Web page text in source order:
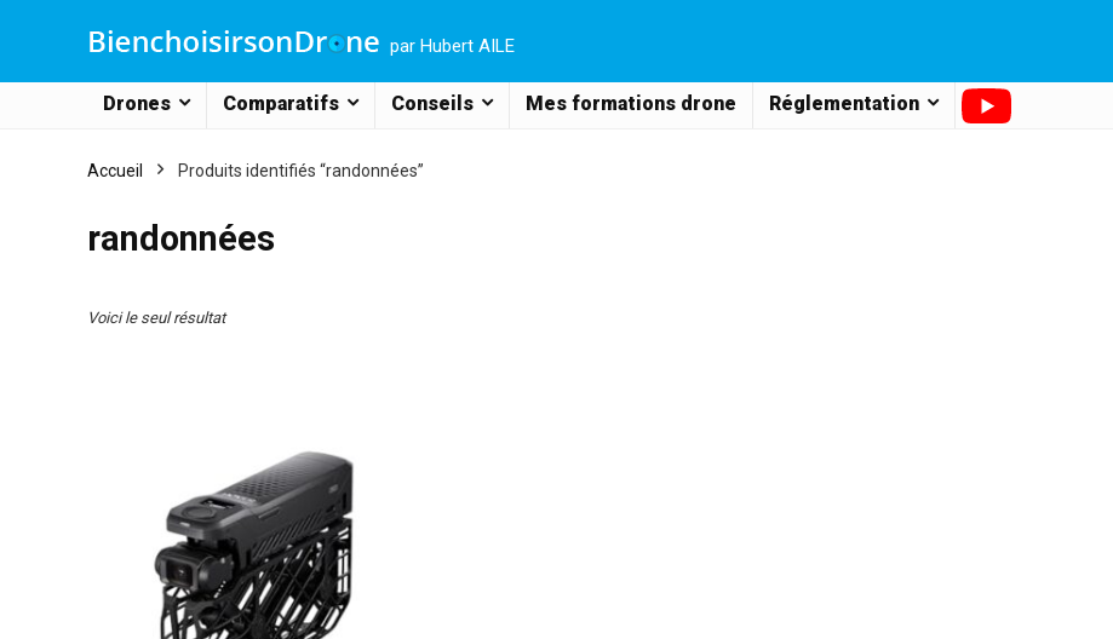
par Hubert AILE
Drones Comparatifs Conseils Mes formations drone Réglementation
Accueil Produits identifiés “randonnées”
randonnées
Voici le seul résultat